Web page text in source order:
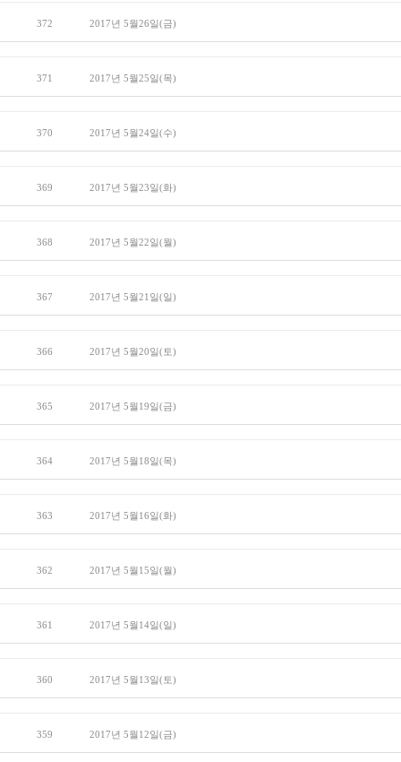
372 2017년 5월26일(금)
371 2017년 5월25일(목)
370 2017년 5월24일(수)
369 2017년 5월23일(화)
368 2017년 5월22일(월)
367 2017년 5월21일(일)
366 2017년 5월20일(토)
365 2017년 5월19일(금)
364 2017년 5월18일(목)
363 2017년 5월16일(화)
362 2017년 5월15일(월)
361 2017년 5월14일(일)
360 2017년 5월13일(토)
359 2017년 5월12일(금)